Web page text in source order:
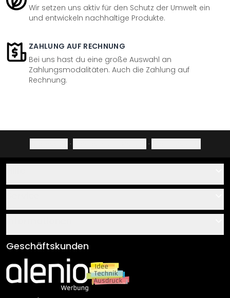
Wir setzen uns aktiv für den Schutz der Umwelt ein
und entwickeln nachhaltige Produkte.
ZAHLUNG AUF RECHNUNG
Bei uns hast du eine große Auswahl an
Zahlungsmodalitäten. Auch die Zahlung auf
Rechnung.
· ·
Über uns
Klebe- und Montageanleitungen
Newsletter An-/Abmeldung
Sendungsverfolgung
AGB
Impressum
Versand & Zahlung
Rücksendung
Geschäftskunden